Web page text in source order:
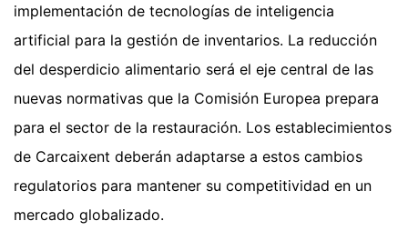
implementación de tecnologías de inteligencia
artificial para la gestión de inventarios. La reducción
del desperdicio alimentario será el eje central de las
nuevas normativas que la Comisión Europea prepara
para el sector de la restauración. Los establecimientos
de Carcaixent deberán adaptarse a estos cambios
regulatorios para mantener su competitividad en un
mercado globalizado.